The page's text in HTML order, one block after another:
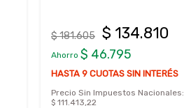
$ 181.605 $ 134.810
Ahorro $ 46.795
HASTA 9 CUOTAS SIN INTERÉS
Precio Sin Impuestos Nacionales:
$ 111.413,22